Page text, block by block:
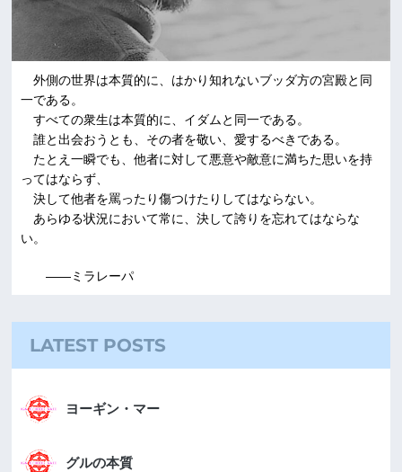
外側の世界は本質的に、はかり知れないブッダ方の宮殿と同
一である。
すべての衆生は本質的に、イダムと同一である。
誰と出会おうとも、その者を敬い、愛するべきである。
たとえ一瞬でも、他者に対して悪意や敵意に満ちた思いを持
ってはならず、
決して他者を罵ったり傷つけたりしてはならない。
あらゆる状況において常に、決して誇りを忘れてはならな
い。
――ミラレーパ
LATEST POSTS
ヨーギン・マー
グルの本質